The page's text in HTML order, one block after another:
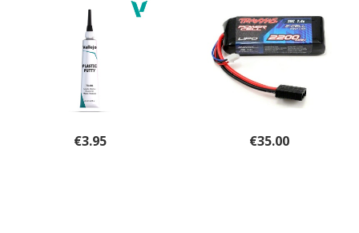
€3.95 €35.00